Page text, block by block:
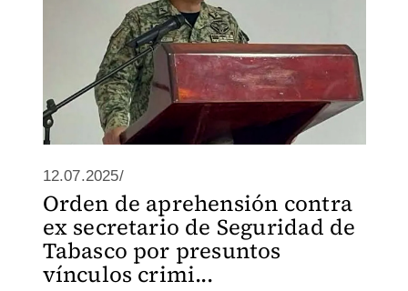
12.07.2025/
Orden de aprehensión contra
ex secretario de Seguridad de
Tabasco por presuntos
vínculos crimi...